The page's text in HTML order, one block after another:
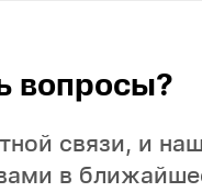
вопросы?
связи, и
в